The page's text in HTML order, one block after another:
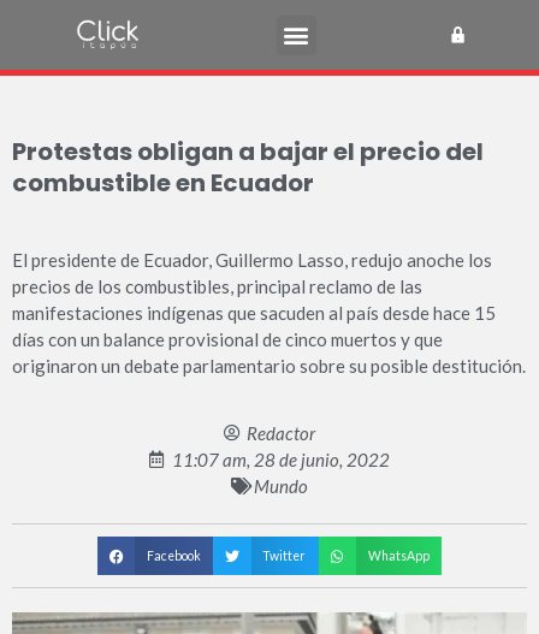
Protestas obligan a bajar el precio del
combustible en Ecuador
El presidente de Ecuador, Guillermo Lasso, redujo anoche los
precios de los combustibles, principal reclamo de las
manifestaciones indígenas que sacuden al país desde hace 15
días con un balance provisional de cinco muertos y que
originaron un debate parlamentario sobre su posible destitución.
Redactor
11:07 am, 28 de junio, 2022
Mundo
Facebook Twitter WhatsApp